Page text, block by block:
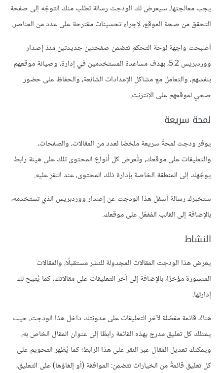
يجب معالجتها، سيعرض لك الودجت رسالة تطلب منك التوجّه إلى صفحة
التحقق من صحة الموقع، لإجراء تحسينات مقترحة على عدد من العناصر.
أصبحت واجهة لوحة التحكم تتضمن صفحتين جديدتين منذ إصدار
ووردبريس 5.2، بهدف مساعدة المستخدمين في إدارة، وصيانة موقعهم
بنفسهم، والتعامل مع مشاكل الإعدادات الشائعة، والحفاظ على حضور
صحي لموقعهم على الإنترنت.
لمحة سريعة
يوفر ودجت لمحةً سريعة ملخصًا لعدد من المقالات، والصفحات،
والتعليقات على موقعك، وتُعرض كل أنواع المحتوى تلك على هيئة رابط
يوجّهك إلى المنطقة الخاصة بإدارة ذلك المحتوى، عند النقر عليه.
ستخبرك رسالة أسفل هذا الودجت عن إصدار ووردبريس الذي تستخدمه،
بالإضافة إلى القالب المُفعّل على موقعك.
النشاط
يعرض هذا الودجت المقالات المجدولة للنشر مستقبلًا، والمقالات
المنشورة مؤخرًا، بالإضافة إلى آخر التعليقات على مقالاتك، كما يُتيح لك
إدارتها.
هناك قائمة مفصّلة لآخر التعليقات على مدونتك داخل هذا الودجت، حيث
يمتلك كل تعليق مدرج بهذه القائمة رابطًا إلى عنوان المقال الخاص به،
ويمكنك تعديل المقال عبر النقر على هذا الرابط؛ كما يُظهر التحويم على
كل تعليق قائمةً من الخيارات تتضمن: الموافقة (أو إلغاؤها) على التعليق،